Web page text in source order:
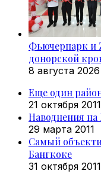
Фьючерпарк и
донорской
8 августа 2026
Еще один
21 октября 2011
Наводнения
29 марта 2011
Самый
Бангкоке
31 октября 2011